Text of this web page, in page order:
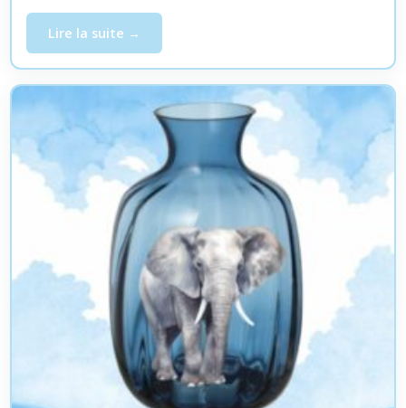
Lire la suite
« Voyage entre les Mondes » 3 jours autour des Rêves